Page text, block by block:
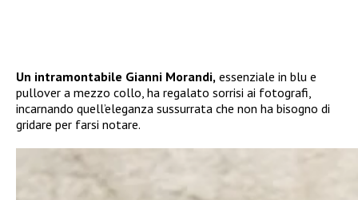
Un intramontabile Gianni Morandi, essenziale in blu e
pullover a mezzo collo, ha regalato sorrisi ai fotografi,
incarnando quell’eleganza sussurrata che non ha bisogno di
gridare per farsi notare.